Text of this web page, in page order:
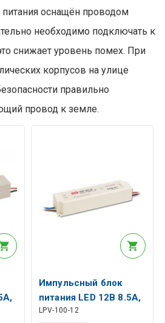
питания оснащён проводом
необходимо подключать к
снижает уровень помех. При
корпусов на улице
правильно
провод к земле.
Импульсный блок
питания LED 12В 8.5А,
IP67, MEAN WELL
LPV-100-12